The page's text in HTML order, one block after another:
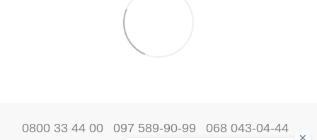
0800 33 44 00 097 589-90-99 068 043-04-44